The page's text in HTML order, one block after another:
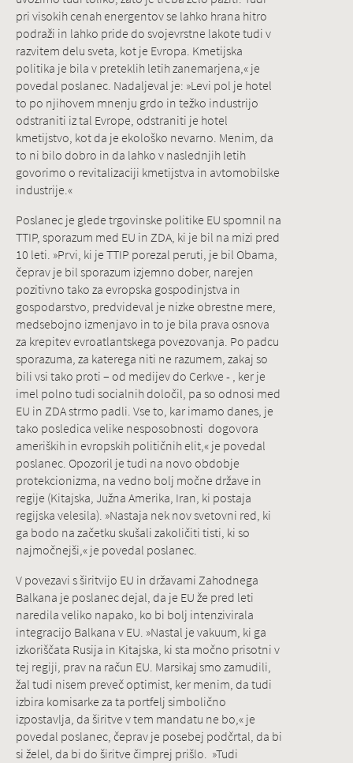
pri visokih cenah energentov se lahko hrana hitro
podraži in lahko pride do svojevrstne lakote tudi v
razvitem delu sveta, kot je Evropa. Kmetijska
politika je bila v preteklih letih zanemarjena,« je
povedal poslanec. Nadaljeval je: »Levi pol je hotel
to po njihovem mnenju grdo in težko industrijo
odstraniti iz tal Evrope, odstraniti je hotel
kmetijstvo, kot da je ekološko nevarno. Menim, da
to ni bilo dobro in da lahko v naslednjih letih
govorimo o revitalizaciji kmetijstva in avtomobilske
industrije.«
Poslanec je glede trgovinske politike EU spomnil na
TTIP, sporazum med EU in ZDA, ki je bil na mizi pred
10 leti. »Prvi, ki je TTIP porezal peruti, je bil Obama,
čeprav je bil sporazum izjemno dober, narejen
pozitivno tako za evropska gospodinjstva in
gospodarstvo, predvideval je nizke obrestne mere,
medsebojno izmenjavo in to je bila prava osnova
za krepitev evroatlantskega povezovanja. Po padcu
sporazuma, za katerega niti ne razumem, zakaj so
bili vsi tako proti – od medijev do Cerkve - , ker je
imel polno tudi socialnih določil, pa so odnosi med
EU in ZDA strmo padli. Vse to, kar imamo danes, je
tako posledica velike nesposobnosti dogovora
ameriških in evropskih političnih elit,« je povedal
poslanec. Opozoril je tudi na novo obdobje
protekcionizma, na vedno bolj močne države in
regije (Kitajska, Južna Amerika, Iran, ki postaja
regijska velesila). »Nastaja nek nov svetovni red, ki
ga bodo na začetku skušali zakoličiti tisti, ki so
najmočnejši,« je povedal poslanec.
V povezavi s širitvijo EU in državami Zahodnega
Balkana je poslanec dejal, da je EU že pred leti
naredila veliko napako, ko bi bolj intenzivirala
integracijo Balkana v EU. »Nastal je vakuum, ki ga
izkoriščata Rusija in Kitajska, ki sta močno prisotni v
tej regiji, prav na račun EU. Marsikaj smo zamudili,
žal tudi nisem preveč optimist, ker menim, da tudi
izbira komisarke za ta portfelj simbolično
izpostavlja, da širitve v tem mandatu ne bo,« je
povedal poslanec, čeprav je posebej podčrtal, da bi
si želel, da bi do širitve čimprej prišlo. »Tudi